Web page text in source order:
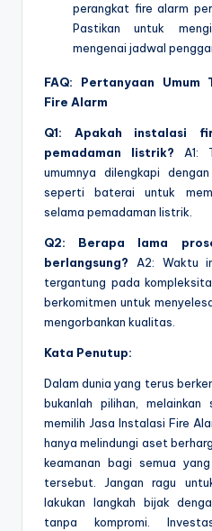
perangkat fire alarm
Pastikan untuk
mengenai jadwal
FAQ: Pertanyaan Umum
Fire Alarm
Q1: Apakah instalasi
pemadaman listrik? A1:
umumnya dilengkapi
seperti baterai untuk
selama pemadaman listrik.
Q2: Berapa lama
berlangsung? A2: Waktu
tergantung pada
berkomitmen untuk
mengorbankan kualitas.
Kata Penutup:
Dalam dunia yang terus
bukanlah pilihan, melainkan
memilih Jasa Instalasi Fire
hanya melindungi aset
keamanan bagi semua
tersebut. Jangan ragu
lakukan langkah bijak
tanpa kompromi.